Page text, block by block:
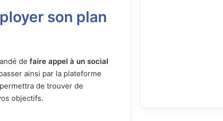
son plan
de faire appel à un social
ainsi par la plateforme
de trouver de
objectifs.